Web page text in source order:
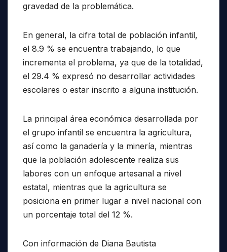
gravedad de la problemática.
En general, la cifra total de población infantil,
el 8.9 % se encuentra trabajando, lo que
incrementa el problema, ya que de la totalidad,
el 29.4 % expresó no desarrollar actividades
escolares o estar inscrito a alguna institución.
La principal área económica desarrollada por
el grupo infantil se encuentra la agricultura,
así como la ganadería y la minería, mientras
que la población adolescente realiza sus
labores con un enfoque artesanal a nivel
estatal, mientras que la agricultura se
posiciona en primer lugar a nivel nacional con
un porcentaje total del 12 %.
Con información de Diana Bautista